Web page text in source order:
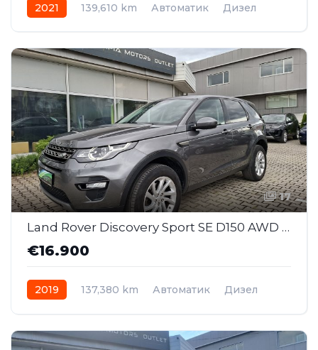
2021 139,610 km Автоматик Дизел
17
Land Rover Discovery Sport SE D150 AWD Business Edition AT (SAJ043)
€16.900
2019 137,380 km Автоматик
Дизел